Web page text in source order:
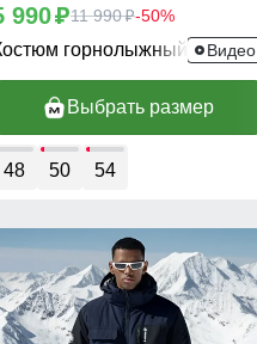
990p11 990p-50%
горнолыжный 383B
Видео
Выбрать размер
48 50 54